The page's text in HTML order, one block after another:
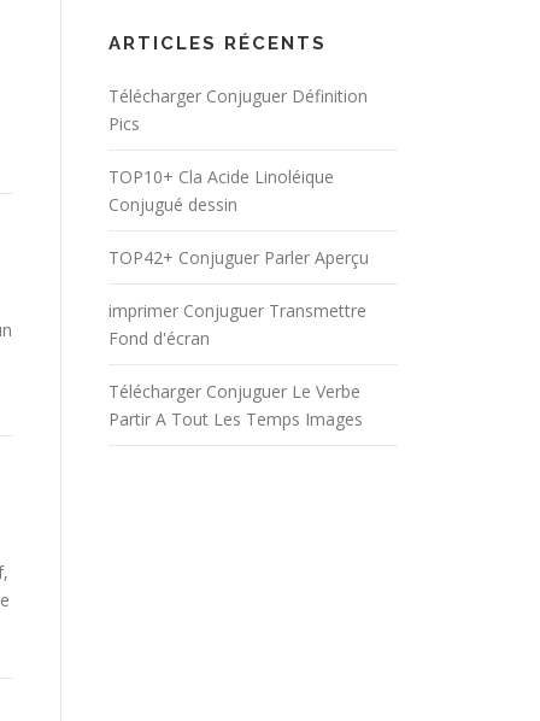
ARTICLES RÉCENTS
Télécharger Conjuguer Définition
Pics
TOP10+ Cla Acide Linoléique
Conjugué dessin
TOP42+ Conjuguer Parler Aperçu
imprimer Conjuguer Transmettre
Fond d'écran
Télécharger Conjuguer Le Verbe
Partir A Tout Les Temps Images